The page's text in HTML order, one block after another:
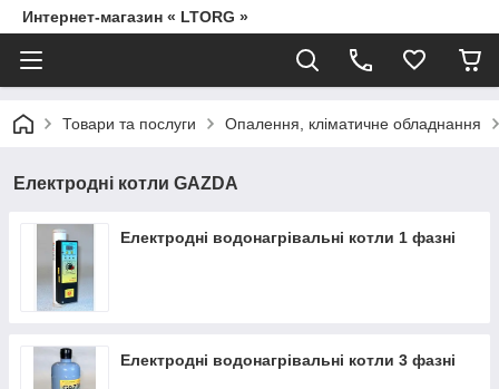
Интернет-магазин « LTORG »
Товари та послуги Опалення, кліматичне обладнання
Електродні котли GAZDA
Електродні водонагрівальні котли 1 фазні
Електродні водонагрівальні котли 3 фазні